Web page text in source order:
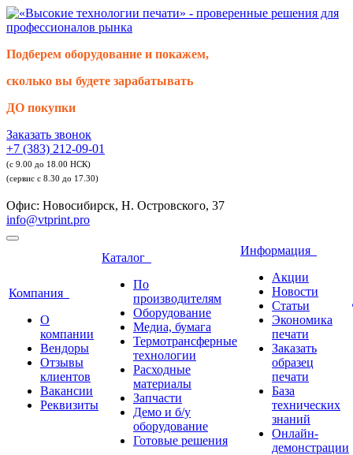
Подберем оборудование и покажем,
сколько вы будете зарабатывать
ДО покупки
Заказать звонок
+7 (383) 212-09-01
(с 9.00 до 18.00 НСК)
(сервис с 8.30 до 17.30)
Офис: Новосибирск, Н. Островского, 37
info@vtprint.pro
Компания
О
компании
Вендоры
Отзывы
клиентов
Вакансии
Реквизиты
Каталог
По
производителям
Оборудование
Медиа, бумага
Термотрансферные
технологии
Расходные
материалы
Запчасти
Демо и б/у
оборудование
Готовые решения
Информация
Акции
Новости
Статьи
Экономика
печати
Заказать
образец
печати
База
технических
знаний
Онлайн-
демонстрации